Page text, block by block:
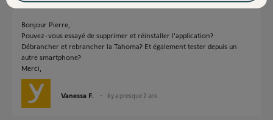
Bonjour Pierre,
Pouvez-vous essayé de supprimer et réinstaller l'application?
Débrancher et rebrancher la Tahoma? Et également tester depuis un
autre smartphone?
Merci,
Vanessa F. il y a presque 2 ans